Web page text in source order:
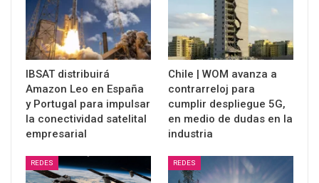
IBSAT distribuirá
Amazon Leo en España
y Portugal para impulsar
la conectividad satelital
empresarial
Chile | WOM avanza a
contrarreloj para
cumplir despliegue 5G,
en medio de dudas en la
industria
REDES REDES